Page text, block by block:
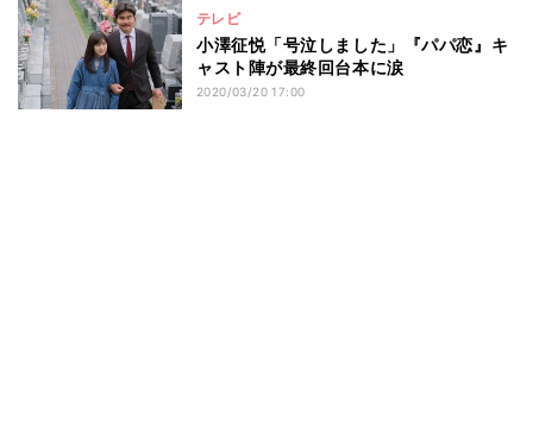
テレビ
小澤征悦「号泣しました」『パパ恋』キ
ャスト陣が最終回台本に涙
2020/03/20 17:00